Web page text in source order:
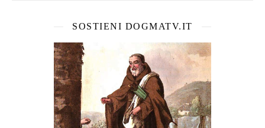
SOSTIENI DOGMATV.IT